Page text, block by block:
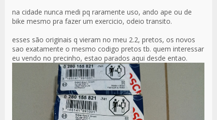
na cidade nunca medi pq raramente uso, ando ape ou de
bike mesmo pra fazer um exercicio, odeio transito.
esses são originais q vieram no meu 2.2, pretos, os novos
sao exatamente o mesmo codigo pretos tb. quem interessar
eu vendo no precinho, estao parados aqui desde entao.